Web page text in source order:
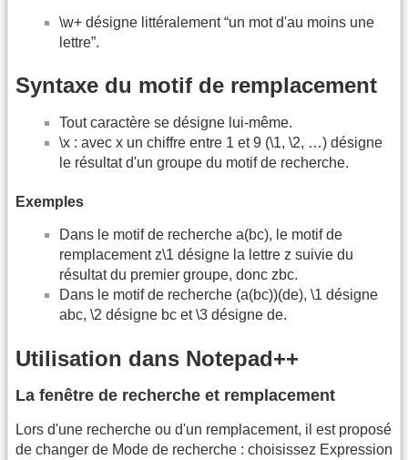
\w+ désigne littéralement “un mot d'au moins une
lettre”.
Syntaxe du motif de remplacement
Tout caractère se désigne lui-même.
\x : avec x un chiffre entre 1 et 9 (\1, \2, …) désigne
le résultat d'un groupe du motif de recherche.
Exemples
Dans le motif de recherche a(bc), le motif de
remplacement z\1 désigne la lettre z suivie du
résultat du premier groupe, donc zbc.
Dans le motif de recherche (a(bc))(de), \1 désigne
abc, \2 désigne bc et \3 désigne de.
Utilisation dans Notepad++
La fenêtre de recherche et remplacement
Lors d'une recherche ou d'un remplacement, il est proposé
de changer de Mode de recherche : choisissez Expression